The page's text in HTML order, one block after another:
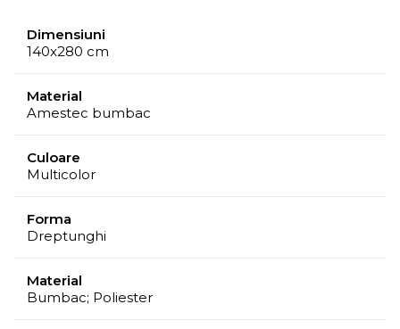
Dimensiuni
140x280 cm
Material
Amestec bumbac
Culoare
Multicolor
Forma
Dreptunghi
Material
Bumbac; Poliester